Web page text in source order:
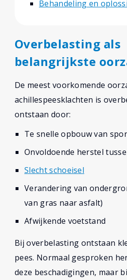
Behandeling en
Overbelasting als
belangrijkste
De meest voorkomende
achillespeesklachten is
ontstaan door:
Te snelle opbouw van
Onvoldoende herstel
Slecht schoeisel
Verandering van
van gras naar asfalt)
Afwijkende voetstand
Bij overbelasting ontstaan
pees. Normaal gesproken
deze beschadigingen, maar